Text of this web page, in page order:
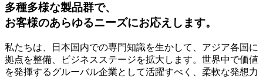
多種多様な製品群で、
お客様のあらゆるニーズにお応えします。
私たちは、日本国内での専門知識を生かして、アジア各国に
拠点を整備、ビジネスステージを拡大します。世界中で価値
を発揮するグルーバル企業として活躍すべく、柔軟な発想力